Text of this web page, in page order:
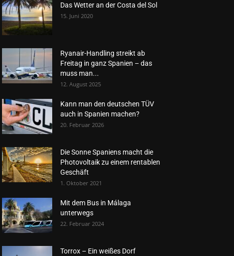
Das Wetter an der Costa del Sol
15. Juni 2020
Ryanair-Handling streikt ab
Freitag in ganz Spanien – das
muss man...
12. August 2025
Kann man den deutschen TÜV
auch in Spanien machen?
20. Februar 2026
Die Sonne Spaniens macht die
Photovoltaik zu einem rentablen
Geschäft
1. Oktober 2021
Mit dem Bus in Málaga
unterwegs
22. Februar 2024
Torrox – Ein weißes Dorf